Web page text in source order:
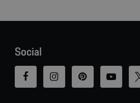
Social